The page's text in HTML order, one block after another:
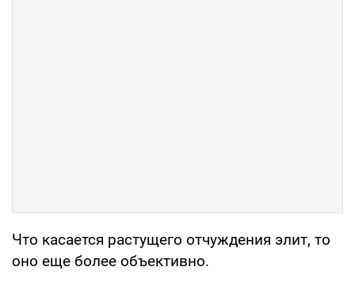
Что касается растущего отчуждения элит, то
оно еще более объективно.